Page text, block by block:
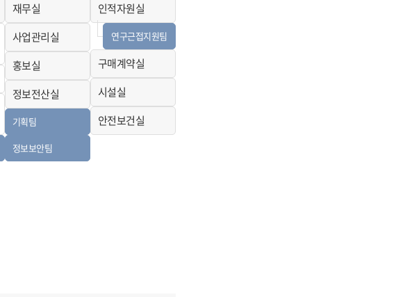
재무실
사업관리실
홍보실
정보전산실
기획팀
정보보안팀
인적자원실
연구근접지원팀
구매계약실
시설실
안전보건실